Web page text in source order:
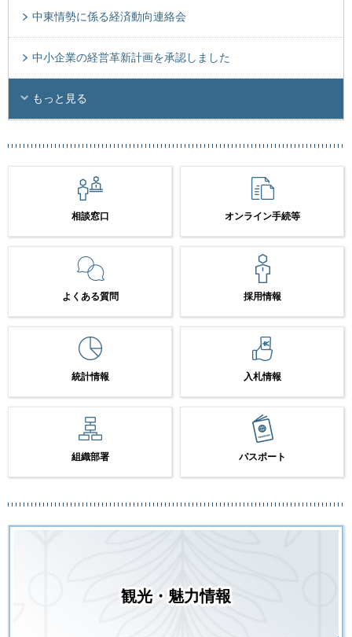
中東情勢に係る経済動向連絡会
中小企業の経営革新計画を承認しました
もっと見る
相談窓口 オンライン手続等
よくある質問 採用情報
統計情報 入札情報
組織部署 パスポート
観光・魅力情報